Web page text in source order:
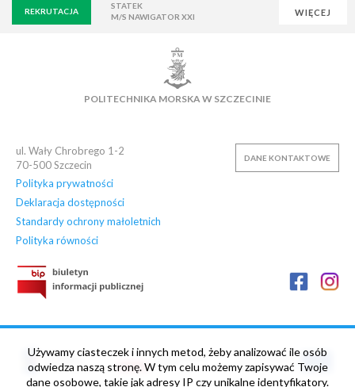
WIĘCEJ
REKRUTACJA
STATEK
M/S NAWIGATOR XXI
NAUKOWA BAZA DANYCH
OSIEDLE AKADEMICKIE PŁYWALNIA KLUB AZS
POLITECHNIKA MORSKA W SZCZECINIE
ul. Wały Chrobrego 1-2
70-500Szczecin
Polityka prywatności
Deklaracja dostępności
Standardy ochrony małoletnich
Polityka równości
DANE KONTAKTOWE
Używamy ciasteczek i innych metod, żeby analizować ile osób
odwiedza naszą stronę. W tym celu możemy zapisywać Twoje
dane osobowe, takie jak adresy IP czy unikalne identyfikatory.